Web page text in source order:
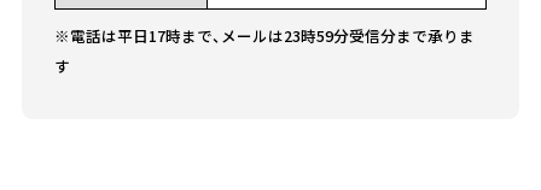
※電話は平日17時まで、メールは23時59分受信分まで承りま
す